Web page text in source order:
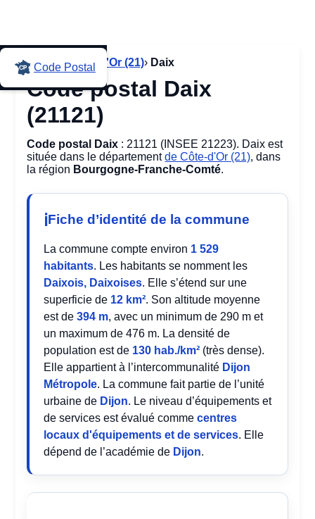
Code Postal
Accueil › Côte-d'Or (21)› Daix
Code postal Daix
(21121)
Code postal Daix : 21121 (INSEE 21223). Daix est
située dans le départementde Côte-d'Or (21), dans
la région Bourgogne-Franche-Comté.
Fiche d’identité de la commune
La commune compte environ 1 529
habitants. Les habitants se nomment les
Daixois, Daixoises. Elle s’étend sur une
superficie de 12 km². Son altitude moyenne
est de394 m, avec un minimum de 290 m et
un maximum de 476 m. La densité de
population est de 130 hab./km² (très dense).
Elle appartient à l’intercommunalité Dijon
Métropole. La commune fait partie de l’unité
urbaine de Dijon. Le niveau d’équipements et
de services est évalué commecentres
locaux d'équipements et de services. Elle
dépend de l’académie de Dijon.